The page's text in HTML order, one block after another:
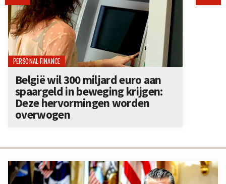
PERSONAL FINANCE
België wil 300 miljard euro aan
spaargeld in beweging krijgen:
Deze hervormingen worden
overwogen